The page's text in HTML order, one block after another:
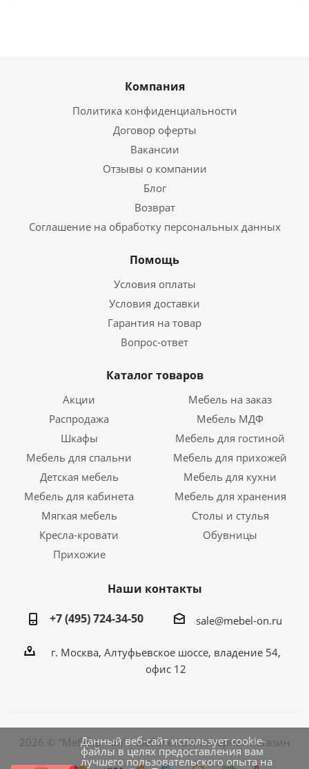
Компания
Политика конфиденциальности
Договор оферты
Вакансии
Отзывы о компании
Блог
Возврат
Соглашение на обработку персональных данных
Помощь
Условия оплаты
Условия доставки
Гарантия на товар
Вопрос-ответ
Каталог товаров
Акции
Мебель на заказ
Распродажа
Мебель МДФ
Шкафы
Мебель для гостиной
Мебель для спальни
Мебель для прихожей
Детская мебель
Мебель для кухни
Мебель для кабинета
Мебель для хранения
Мягкая мебель
Столы и стулья
Кресла-кровати
Обувницы
Прихожие
Наши контакты
+7 (495) 724-34-50
sale@mebel-on.ru
г. Москва, Алтуфьевское шоссе, владение 54,
офис 12
2026 © "Мебель - он" - мебельный интернет магазин
Данный веб-сайт использует cookie-
файлы в целях предоставления вам
лучшего пользовательского опыта на